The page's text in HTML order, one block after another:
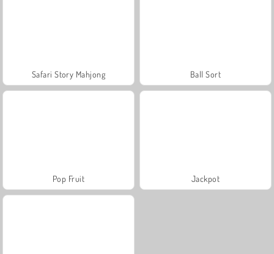
Safari Story Mahjong Ball Sort
Pop Fruit Jackpot